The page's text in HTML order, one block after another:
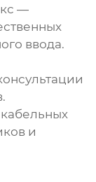
—
ввода.
и